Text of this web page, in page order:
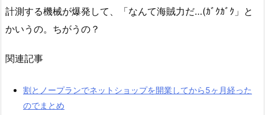
計測する機械が爆発して、「なんて海賊力だ…(ｶﾞｸｶﾞｸ」と
かいうの。ちがうの？
関連記事
割とノープランでネットショップを開業してから5ヶ月経った
のでまとめ